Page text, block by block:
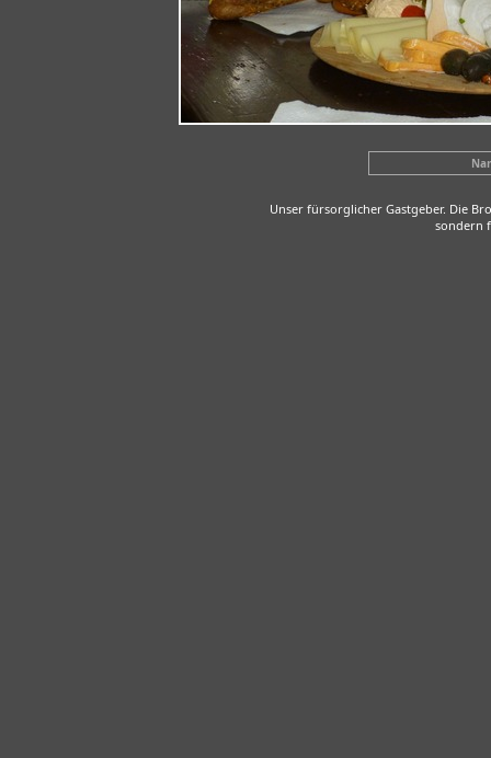
Unser fürsorglicher Gastgeber. Die
sondern